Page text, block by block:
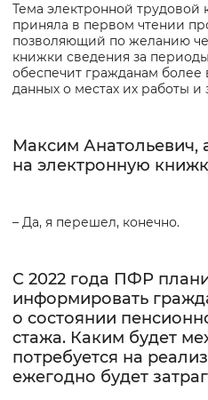
Тема электронной трудовой
приняла в первом чтении
позволяющий по желанию
книжки сведения за
обеспечит гражданам более
данных о местах их работы и
Максим Анатольевич,
на электронную
– Да, я перешел, конечно.
С 2022 года ПФР
информировать
о состоянии
стажа. Каким будет
потребуется на
ежегодно будет